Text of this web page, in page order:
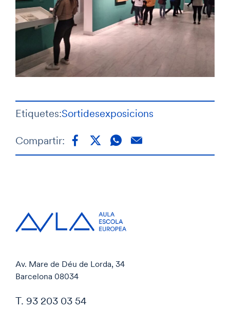
Etiquetes:Sortidesexposicions
Compartir:
Av. Mare de Déu de Lorda, 34
Barcelona 08034
T. 93 203 03 54